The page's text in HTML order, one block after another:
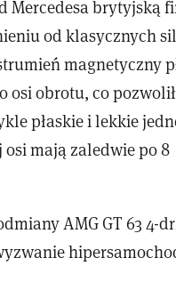
Mercedesa brytyjską
od klasycznych
magnetyczny
osi obrotu, co
płaskie i lekkie
mają zaledwie po 8
AMG GT 63 4-